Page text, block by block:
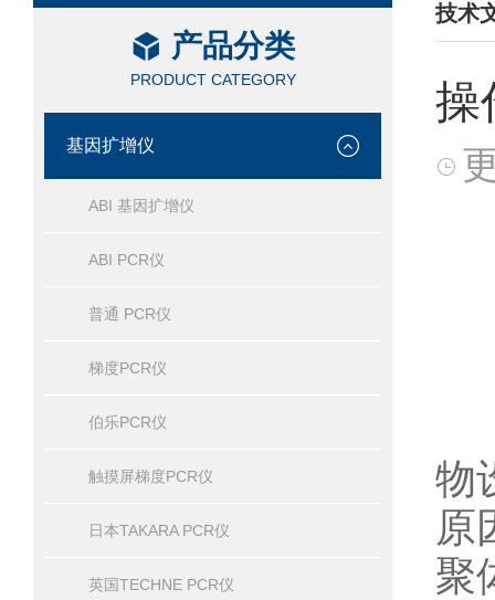
产品分类
PRODUCT CATEGORY
基因扩增仪
ABI 基因扩增仪
ABI PCR仪
普通 PCR仪
梯度PCR仪
伯乐PCR仪
触摸屏梯度PCR仪
日本TAKARA PCR仪
英国TECHNE PCR仪
技术
/
操
物
原
聚